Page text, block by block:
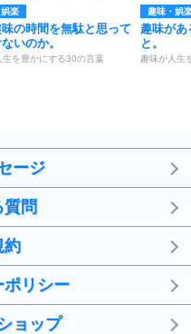
楽
の時間を無駄と思って
いのか。
生を豊かにする30の言葉
趣味・娯
趣味があ
と。
趣味が人生
ージ
質問
約
ポリシー
ョップ